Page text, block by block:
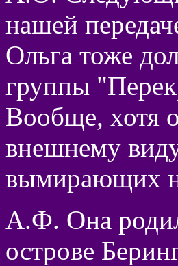
нашей
Ольга тоже
группы
Вообще, хотя
внешнему
вымирающих
А.Ф. Она
острове